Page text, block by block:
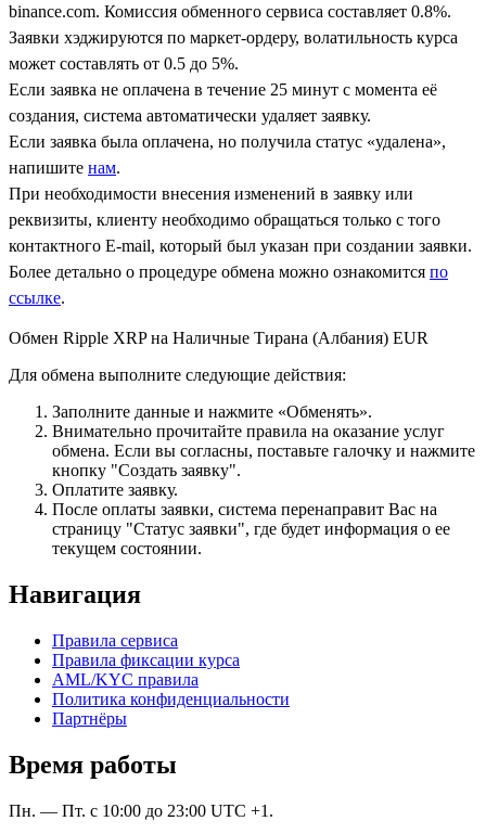
binance.com. Комиссия обменного сервиса составляет 0.8%.
Заявки хэджируются по маркет-ордеру, волатильность курса
может составлять от 0.5 до 5%.
Если заявка не оплачена в течение 25 минут с момента её
создания, система автоматически удаляет заявку.
Если заявка была оплачена, но получила статус «удалена»,
напишите нам.
При необходимости внесения изменений в заявку или
реквизиты, клиенту необходимо обращаться только с того
контактного Е-mail, который был указан при создании заявки.
Более детально о процедуре обмена можно ознакомится по
ссылке.
Обмен Ripple XRP на Наличные Тирана (Албания) EUR
Для обмена выполните следующие действия:
Заполните данные и нажмите «Обменять».
Внимательно прочитайте правила на оказание услуг
обмена. Если вы согласны, поставьте галочку и нажмите
кнопку "Создать заявку".
Оплатите заявку.
После оплаты заявки, система перенаправит Вас на
страницу "Статус заявки", где будет информация о ее
текущем состоянии.
Навигация
Правила сервиса
Правила фиксации курса
AML/KYC правила
Политика конфиденциальности
Партнёры
Время работы
Пн. — Пт. с 10:00 до 23:00 UTC +1.